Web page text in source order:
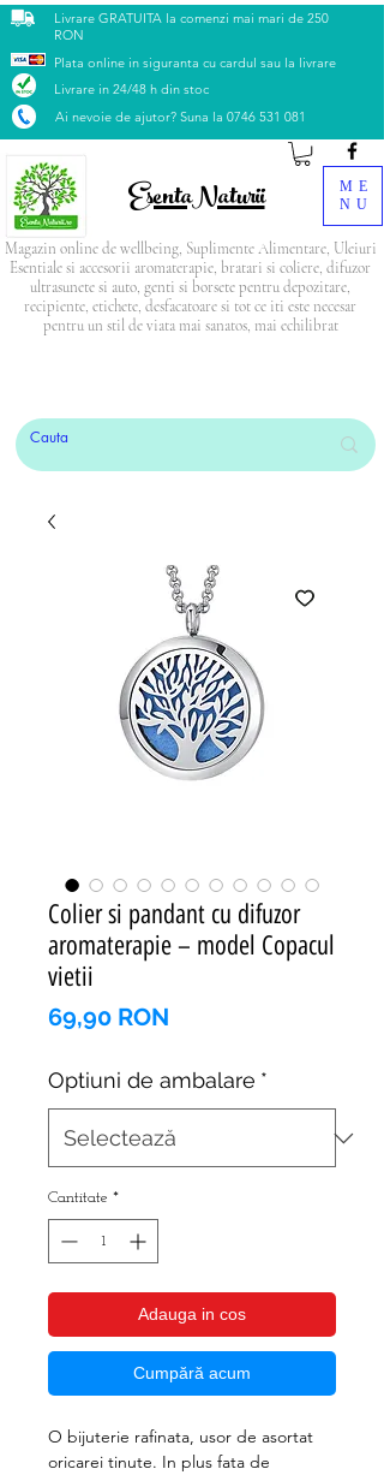
EsentaNaturii
Livrare GRATUITA la comenzi mai mari de 250
RON
Plata online in siguranta cu cardul sau la livrare
Livrare in 24/48 h din stoc
Ai nevoie de ajutor? Suna la 0746 531 081
ME
NU
Magazin online de wellbeing, Suplimente Alimentare, Uleiuri
Esentiale si accesorii aromaterapie, bratari si coliere, difuzor
ultrasunete si auto, genti si borsete pentru depozitare,
recipiente, etichete, desfacatoare si tot ce iti este necesar
pentru un stil de viata mai sanatos, mai echilibrat
Colier si pandant cu difuzor
aromaterapie – model Copacul
vietii
69,90 RON
Optiuni de ambalare *
Cantitate *
Adauga in cos
Cumpără acum
O bijuterie rafinata, usor de asortat
oricarei tinute. In plus fata de